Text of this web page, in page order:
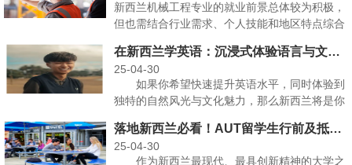
新西兰机械工程专业的就业前景总体较为积极，
但也需结合行业需求、个人技能和地区特点综合
在新西兰学英语：沉浸式体验语言与文化之旅
25-04-30
如果你希望快速提升英语水平，同时体验到
独特的自然风光与文化魅力，那么新西兰将是你
落地新西兰必看！AUT留学生行前及抵校注意事项！
25-04-30
作为新西兰最现代、最具创新精神的大学之